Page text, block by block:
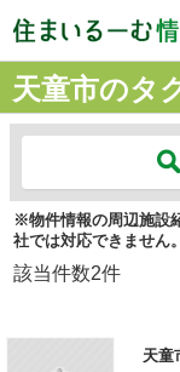
天童市のタ
※物件情報の周辺施設
社では対応できません。
該当件数2件
天童